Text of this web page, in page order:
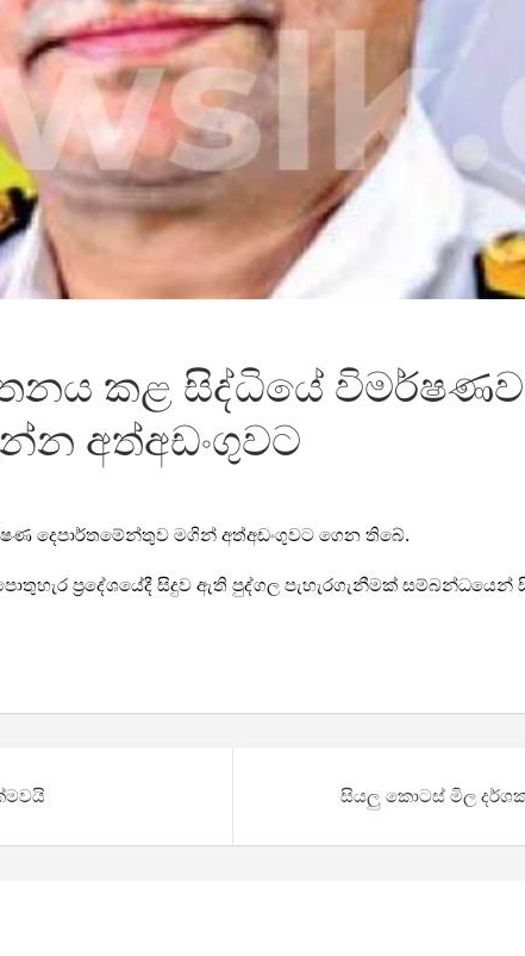
කළ සිද්ධියේ
අත්අඩංගුවට
දෙපාර්තමේන්තුව මගින් අත්අඩංගුවට ගෙන තිබේ.
ප්‍රදේශයේදී සිදුව ඇති පුද්ගල පැහැරගැනීමක්
සියලු කොටස් මිල